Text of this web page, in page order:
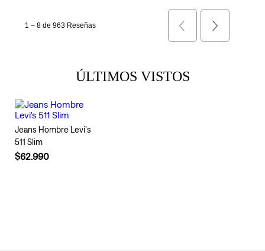
ÚLTIMOS VISTOS
Jeans Hombre Levi's
511 Slim
$62.990